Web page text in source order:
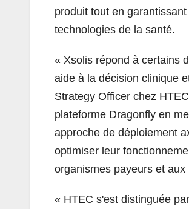
produit tout en
technologies de la santé.
« Xsolis répond à certains
aide à la décision clinique
Strategy Officer chez
plateforme Dragonfly en
approche de déploiement
optimiser leur
organismes payeurs et aux
« HTEC s'est distinguée